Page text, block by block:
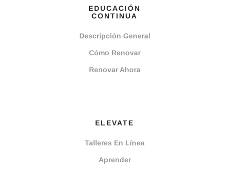
EDUCACIÓN
CONTINUA
Descripción General
Cómo Renovar
Renovar Ahora
ELEVATE
Talleres En Línea
Aprender